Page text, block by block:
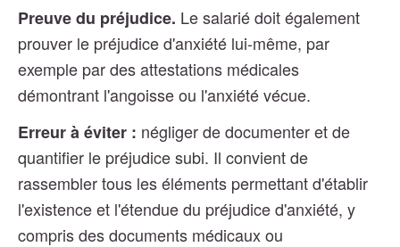
Preuve du préjudice. Le salarié doit également
prouver le préjudice d'anxiété lui-même, par
exemple par des attestations médicales
démontrant l'angoisse ou l'anxiété vécue.
Erreur à éviter : négliger de documenter et de
quantifier le préjudice subi. Il convient de
rassembler tous les éléments permettant d'établir
l'existence et l'étendue du préjudice d'anxiété, y
compris des documents médicaux ou